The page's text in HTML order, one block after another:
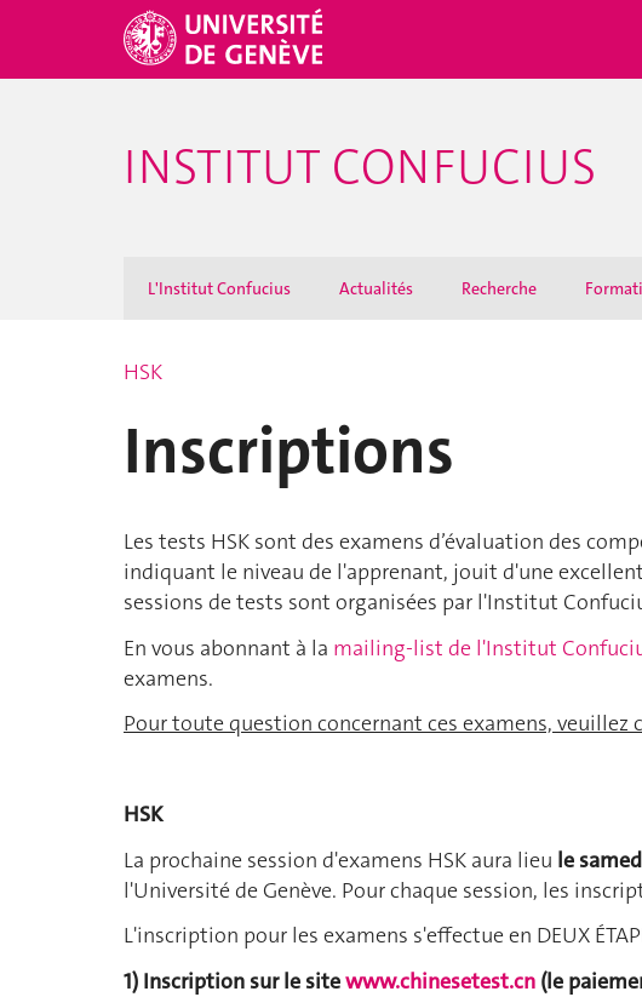
INSTITUT CONFUCIUS
L'Institut Confucius Actualités Recherche
HSK
Inscriptions
Les tests HSK sont des examens d’évaluation des
indiquant le niveau de l'apprenant, jouit d'une
sessions de tests sont organisées par l'Institut
En vous abonnant à la mailing-list de l'Institut
examens.
Pour toute question concernant ces examens, veuillez
HSK
La prochaine session d'examens HSK aura lieu le
l'Université de Genève. Pour chaque session, les
L'inscription pour les examens s'effectue en DEUX
1) Inscription sur le sitewww.chinesetest.cn (le